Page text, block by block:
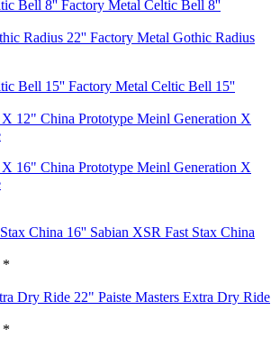
Factory Metal Celtic Bell 8''
Factory Metal Gothic Radius
Factory Metal Celtic Bell 15''
Meinl Generation X
Meinl Generation X
Sabian XSR Fast Stax China
*
Paiste Masters Extra Dry Ride
*